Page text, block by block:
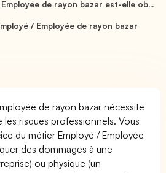
de rayon bazar est-elle ob...
/ Employée de rayon bazar
de rayon bazar nécessite
risques professionnels. Vous
du métier Employé / Employée
des dommages à une
ou physique (un